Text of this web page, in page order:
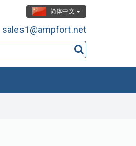
简体中文
sales1@ampfort.net